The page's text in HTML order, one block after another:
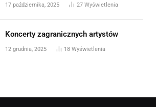
17 października, 2025 27 Wyświetlenia
Koncerty zagranicznych artystów
12 grudnia, 2025 18 Wyświetlenia